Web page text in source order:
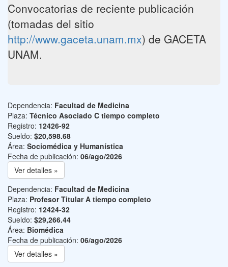
Convocatorias de reciente publicación
(tomadas del sitio
http://www.gaceta.unam.mx) de GACETA
UNAM.
Dependencia: Facultad de Medicina
Plaza: Técnico Asociado C tiempo completo
Registro: 12426-92
Sueldo: $20,598.68
Área: Sociomédica y Humanística
Fecha de publicación: 06/ago/2026
Ver detalles »
Dependencia: Facultad de Medicina
Plaza: Profesor Titular A tiempo completo
Registro: 12424-32
Sueldo: $29,266.44
Área: Biomédica
Fecha de publicación: 06/ago/2026
Ver detalles »